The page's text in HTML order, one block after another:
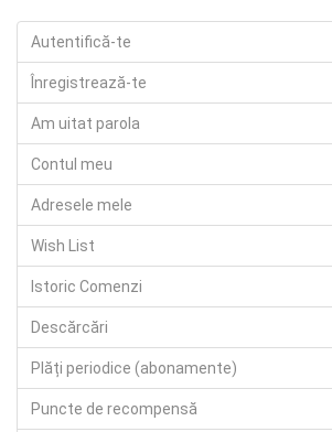
Autentifică-te
Înregistrează-te
Am uitat parola
Contul meu
Adresele mele
Wish List
Istoric Comenzi
Descărcări
Plăți periodice (abonamente)
Puncte de recompensă